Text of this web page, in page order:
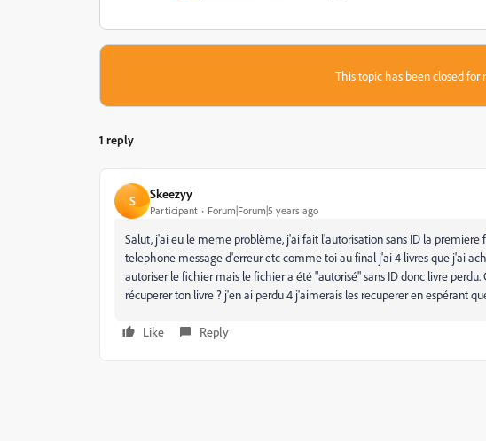
This topic has been closed for
1 reply
S Skeezyy
Participant Forum|Forum|5 years ago
Salut, j'ai eu le meme problème, j'ai fait l'autorisation sans ID la
telephone message d'erreur etc comme toi au final j'ai 4 livres que j'ai
autoriser le fichier mais le fichier a été "autorisé" sans ID donc livre perdu.
récuperer ton livre ? j'en ai perdu 4 j'aimerais les recuperer en espérant
Like Reply